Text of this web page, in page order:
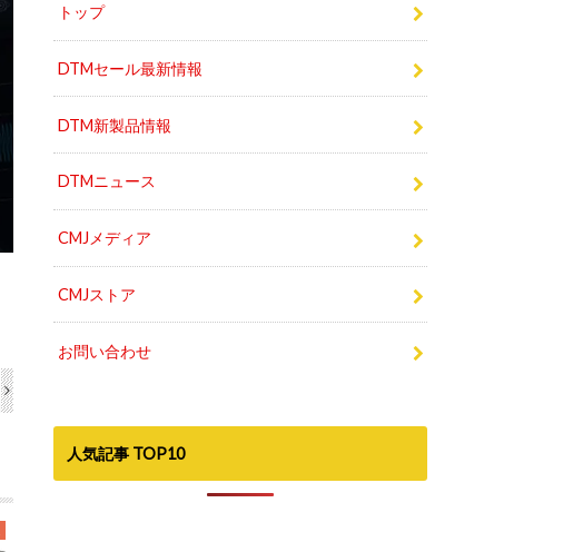
トップ
DTMセール最新情報
DTM新製品情報
DTMニュース
CMJメディア
CMJストア
お問い合わせ
人気記事 TOP10